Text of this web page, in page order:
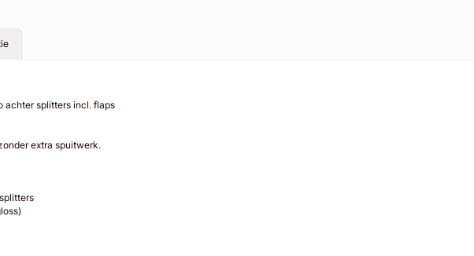
achter splitters incl. flaps
extra spuitwerk.